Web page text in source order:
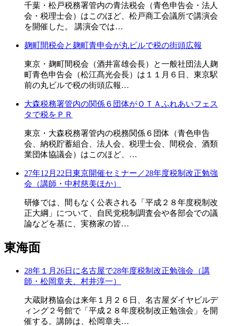
千葉・松戸税務署管内の青法税会（青色申告会・法人
会・税理士会）はこのほど、松戸商工会議所で講演会
を開催した。 講演会では…
麹町間税会と麹町青申会が丸ビルで税の街頭広報
東京・麹町間税会（酒井富雄会長）と一般社団法人麹
町青色申告会（松江髙光会長）は１１月６日、東京駅
前の丸ビルで税の街頭広報…
大森税務署管内の関係６団体がＯＴＡふれあいフェス
タで税をＰＲ
東京・大森税務署管内の税務関係６団体（青色申告
会、納税貯蓄組合、法人会、税理士会、間税会、酒類
業団体協議会）はこのほど、…
27年12月22日東京開催セミナー／28年度税制改正勉強
会（講師・中村慈美ほか）
研修では、間もなく公表される「平成２８年度税制改
正大綱」について、自民党税制調査会や各部会での議
論などを基に、実務家の皆…
東海面
28年１月26日に名古屋で28年度税制改正勉強会（講
師・松岡章夫、村井淳一）
大蔵財務協会は来年１月２６日、名古屋ダイヤビルデ
ィング２号館で「平成２８年度税制改正勉強会」を開
催する。講師は、松岡章夫…